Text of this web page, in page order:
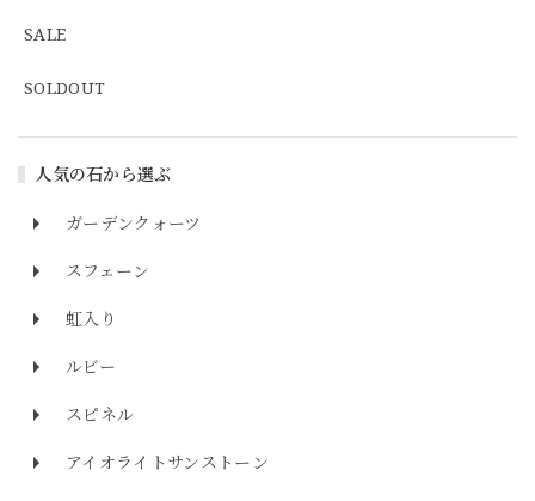
SALE
SOLDOUT
人気の石から選ぶ
ガーデンクォーツ
スフェーン
虹入り
ルビー
スピネル
アイオライトサンストーン